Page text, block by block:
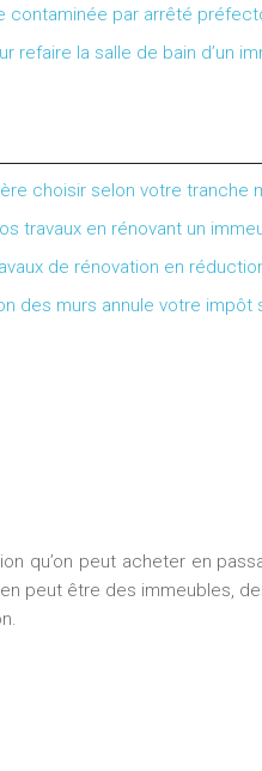
contaminée par arrêté
refaire la salle de bain d’un
choisir selon votre tranche
travaux en rénovant un
de rénovation en
des murs annule votre impôt
qu’on peut acheter en
peut être des immeubles,